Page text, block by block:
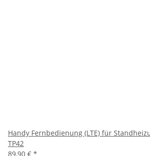
Handy Fernbedienung (LTE) für
TP42
89,90 € *